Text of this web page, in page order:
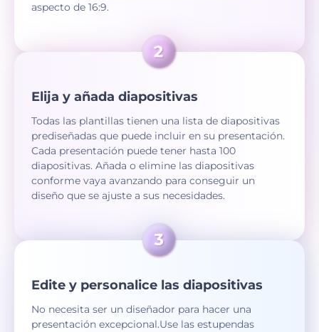
aspecto de 16:9.
Elija y añada diapositivas
Todas las plantillas tienen una lista de diapositivas
prediseñadas que puede incluir en su presentación.
Cada presentación puede tener hasta 100
diapositivas. Añada o elimine las diapositivas
conforme vaya avanzando para conseguir un
diseño que se ajuste a sus necesidades.
Edite y personalice las diapositivas
No necesita ser un diseñador para hacer una
presentación excepcional.Use las estupendas